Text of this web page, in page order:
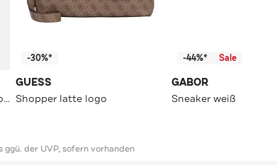
Umhängetasche 'Flora Mazzo Dia' gemustert
-30%*
GUESS
Shopper latte logo
-44%* Sale
GABOR
Sneaker weiß
der UVP, sofern vorhanden